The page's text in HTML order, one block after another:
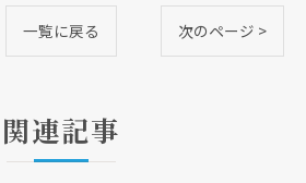
一覧に戻る 次のページ >
関連記事